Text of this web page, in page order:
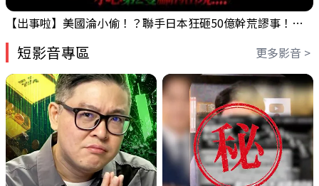
【出事啦】美國淪小偷！？聯手日本狂砸50億幹荒謬事！美元急殺黃金噴發，外資準備血洗台股！？｜ Mr.永年 李｜ 盤後講股 Mr.永年 李 2026 / 08 / 06
短影音專區 更多影音 >